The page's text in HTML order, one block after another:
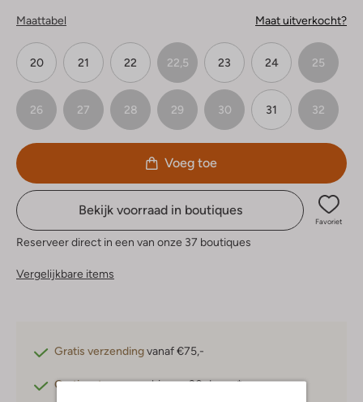
Maattabel Maat uitverkocht?
20 21 22 22,5 23 24 25
26 27 28 29 30 31 32
Voeg toe
Bekijk voorraad in boutiques
Favoriet
Reserveer direct in een van onze 37 boutiques
Vergelijkbare items
Gratis verzendingvanaf €75,-
Gratis retournerenbinnen 30 dagen*